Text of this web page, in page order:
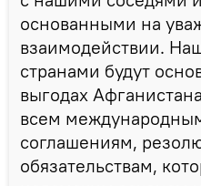
основанными на
взаимодействии.
странами будут
выгодах
всем
соглашениям,
обязательствам,